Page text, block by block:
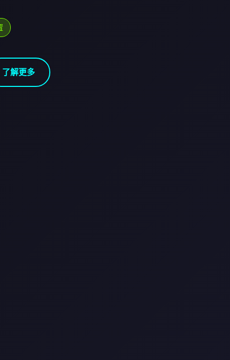
了解更多